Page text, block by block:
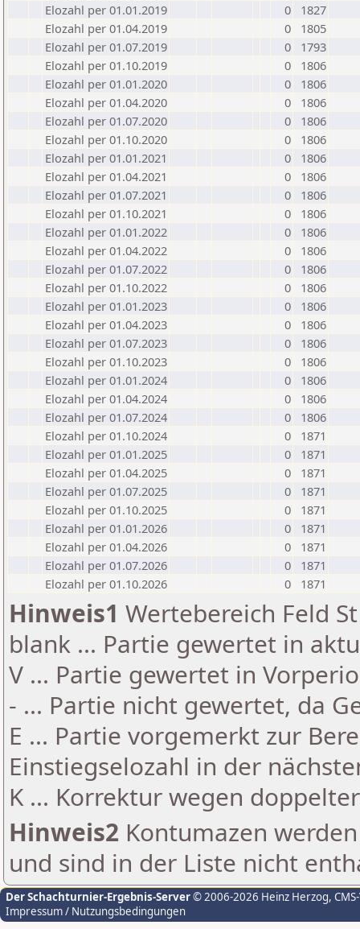
Elozahl per 01.01.2019
0
1827
Elozahl per 01.04.2019
0
1805
Elozahl per 01.07.2019
0
1793
Elozahl per 01.10.2019
0
1806
Elozahl per 01.01.2020
0
1806
Elozahl per 01.04.2020
0
1806
Elozahl per 01.07.2020
0
1806
Elozahl per 01.10.2020
0
1806
Elozahl per 01.01.2021
0
1806
Elozahl per 01.04.2021
0
1806
Elozahl per 01.07.2021
0
1806
Elozahl per 01.10.2021
0
1806
Elozahl per 01.01.2022
0
1806
Elozahl per 01.04.2022
0
1806
Elozahl per 01.07.2022
0
1806
Elozahl per 01.10.2022
0
1806
Elozahl per 01.01.2023
0
1806
Elozahl per 01.04.2023
0
1806
Elozahl per 01.07.2023
0
1806
Elozahl per 01.10.2023
0
1806
Elozahl per 01.01.2024
0
1806
Elozahl per 01.04.2024
0
1806
Elozahl per 01.07.2024
0
1806
Elozahl per 01.10.2024
0
1871
Elozahl per 01.01.2025
0
1871
Elozahl per 01.04.2025
0
1871
Elozahl per 01.07.2025
0
1871
Elozahl per 01.10.2025
0
1871
Elozahl per 01.01.2026
0
1871
Elozahl per 01.04.2026
0
1871
Elozahl per 01.07.2026
0
1871
Elozahl per 01.10.2026
0 1871
Hinweis1 Wertebereich Feld
blank ... Partie gewertet in
V ... Partie gewertet in
- ... Partie nicht gewertet, da
E ... Partie vorgemerkt zur
Einstiegselozahl in der
K ... Korrektur wegen
Hinweis2 Kontumazen
und sind in der Liste nicht
Der Schachturnier-Ergebnis-Server© 2006-2026 Heinz Herzog,
Impressum / Nutzungsbedingungen